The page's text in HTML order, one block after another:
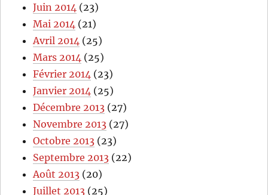
Juin 2014 (23)
Mai 2014 (21)
Avril 2014 (25)
Mars 2014 (25)
Février 2014 (23)
Janvier 2014 (25)
Décembre 2013 (27)
Novembre 2013 (27)
Octobre 2013 (23)
Septembre 2013 (22)
Août 2013 (20)
Juillet 2013 (25)